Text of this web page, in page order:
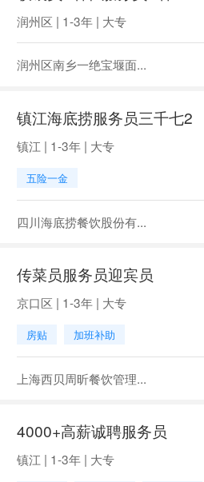
润州区 | 1-3年 | 大专
润州区南乡一绝宝堰面...
镇江海底捞服务员三千七2
镇江 | 1-3年 | 大专
五险一金
四川海底捞餐饮股份有...
传菜员服务员迎宾员
京口区 | 1-3年 | 大专
房贴 加班补助
上海西贝周昕餐饮管理...
4000+高薪诚聘服务员
镇江 | 1-3年 | 大专